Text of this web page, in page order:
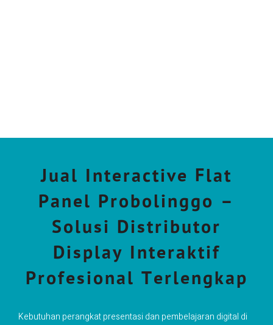
Jual Interactive Flat
Panel Probolinggo –
Solusi Distributor
Display Interaktif
Profesional Terlengkap
Kebutuhan perangkat presentasi dan pembelajaran digital di